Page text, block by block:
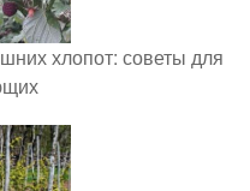
хлопот: советы для